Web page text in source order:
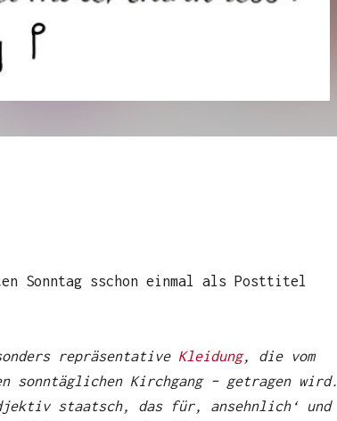
Sonntag sschon einmal als Posttitel
repräsentative Kleidung, die vom
sonntäglichen Kirchgang – getragen wird.
staatsch, das für, ansehnlich‘ und